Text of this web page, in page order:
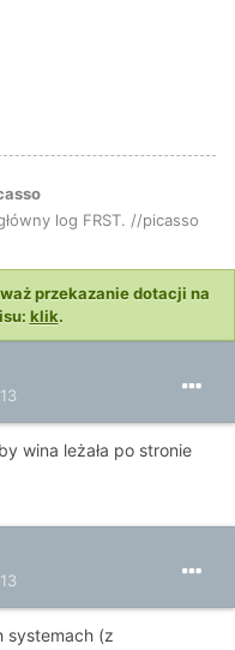
log FRST. //picasso
przekazanie dotacji na
klik.
wina leżała po stronie
systemach (z